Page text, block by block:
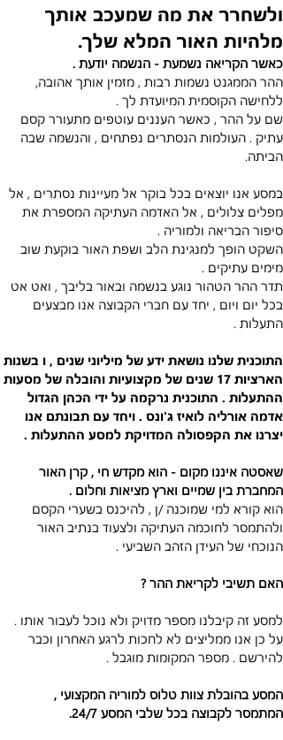
ולשחרר את מה שמעכב אותך
מלהיות האור המלא שלך.
כאשר הקריאה נשמעת - הנשמה יודעת .
ההר הממגנט נשמות רבות , מזמין אותך אהובה,
ללחישה הקוסמית המיועדת לך .
שם על ההר , כאשר העננים עוטפים מתעורר קסם
עתיק . העולמות הנסתרים נפתחים , והנשמה שבה
הביתה.
במסע אנו יוצאים בכל בוקר אל מעיינות נסתרים , אל
מפלים צלולים , אל האדמה העתיקה המספרת את
סיפור הבריאה ולמוריה .
השקט הופך למנגינת הלב ושפת האור בוקעת שוב
מימים עתיקים .
תדר ההר הטהור נוגע בנשמה ובאור בליבך , ואט אט
בכל יום ויום , יחד עם חברי הקבוצה אנו מבצעים
התעלות .
התוכנית שלנו נושאת ידע של מיליוני שנים , ו בשנות
הארציות 17 שנים של מקצועיות והובלה של מסעות
ההתעלות . התוכנית נרקמה על ידי הכהן הגדול
אדמה אורליה לואיז ג'ונס . ויחד עם תבונתם אנו
יצרנו את הקפסולה המדויקת למסע ההתעלות .
שאסטה איננו מקום - הוא מקדש חי , קרן האור
המחברת בין שמיים וארץ מציאות וחלום .
הוא קורא למי שמוכנה /ן , להיכנס בשערי הקסם
ולהתמסר לחוכמה העתיקה ולצעוד בנתיב האור
הנוכחי של העידן הזהב השביעי .
האם תשיבי לקריאת ההר ?
למסע זה קיבלנו מספר מדויק ולא נוכל לעבור אותו .
על כן אנו ממליצים לא לחכות לרגע האחרון וכבר
להירשם . מספר המקומות מוגבל .
המסע בהובלת צוות טלוס למוריה המקצועי ,
המתמסר לקבוצה בכל שלבי המסע 24/7.